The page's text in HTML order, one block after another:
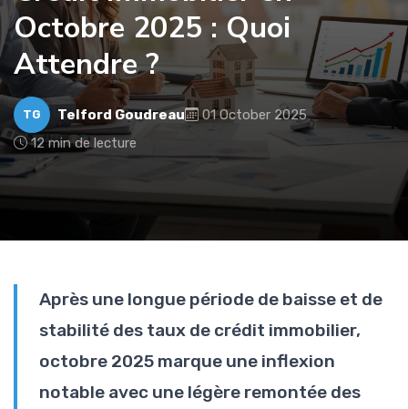
Octobre 2025 : Quoi
Attendre ?
TG Telford Goudreau
01 October 2025
12 min de lecture
Après une longue période de baisse et de
stabilité des taux de crédit immobilier,
octobre 2025 marque une inflexion
notable avec une légère remontée des